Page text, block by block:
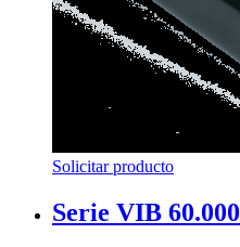
Solicitar producto
Serie VIB 60.000